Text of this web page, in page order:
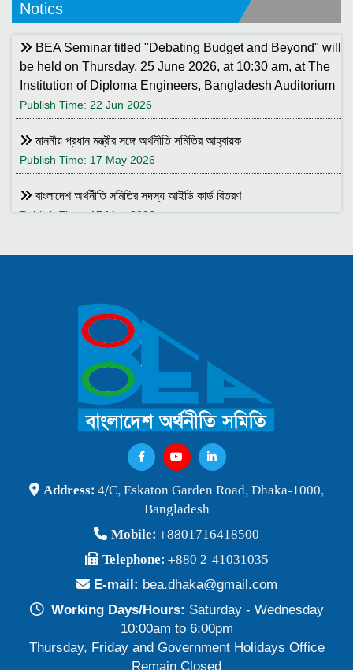
Notics
BEA Seminar titled "Debating Budget and Beyond" will
be held on Thursday, 25 June 2026, at 10:30 am, at The
Institution of Diploma Engineers, Bangladesh Auditorium
Publish Time: 22 Jun 2026
মাননীয় প্রধান মন্ত্রীর সঙ্গে অর্থনীতি সমিতির আহ্বায়ক
Publish Time: 17 May 2026
বাংলাদেশ অর্থনীতি সমিতির সদস্য আইডি কার্ড বিতরণ
Publish Time: 17 May 2026
Publish Time: 25 Jan 2026
বাংলাদেশ অর্থনীতি সমিতি ও জগন্নাথ বিশ্ববিদ্যালয় যৌথ আয়োজনে
লোকবক্তৃা ২১ জানুয়ারি ২০২৬
Publish Time: 16 Jan 2026
বেগম খালেদা জিয়ার মৃত্যুতে বাংলাদেশ অর্থনীতি সমিতি গভীরভাবে শোকাহত
BEA Seminar 2025 "Debating Budget and Beyond" 21
June 2025, at 10:00 am, at the CIRDAP Auditorium
Publish Time: 16 Jun 2025
Publish Time: 19 May 2024
প্রাথমিক প্রার্থী তালিকা বাংলাদেশ অর্থনীতি সমিতি নির্বাচন-২০২৪
Publish Time: 17 May 2024
বাংলাদেশ অর্থনীতি সমিতির সদস্যপদ নবায়ন ও নতুন সদস্য অন্তর্ভুক্তি প্রসঙ্গে
Address: 4/C, Eskaton Garden Road, Dhaka-1000,
Bangladesh
Mobile: +8801716418500
Telephone: +880 2-41031035
E-mail: bea.dhaka@gmail.com
Working Days/Hours: Saturday - Wednesday
10:00am to 6:00pm
Thursday, Friday and Government Holidays Office
Remain Closed